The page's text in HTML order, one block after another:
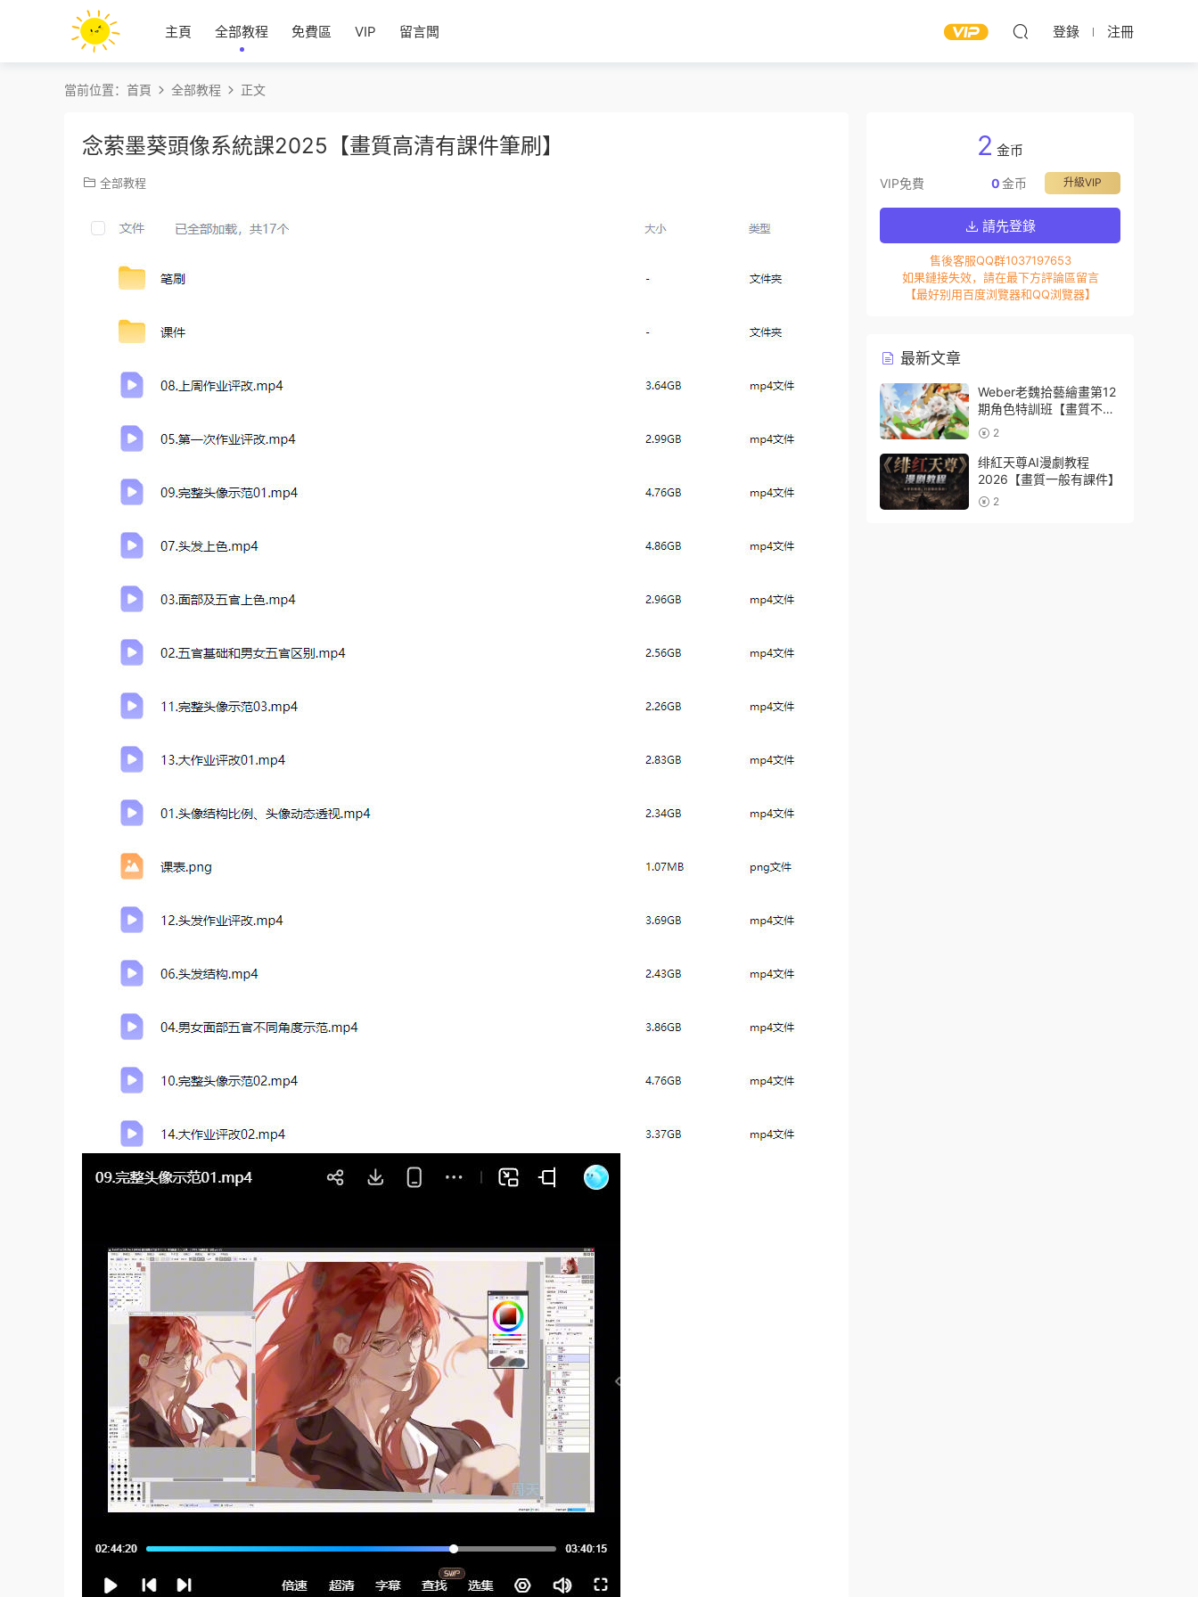
主頁 全部教程 免費區 VIP 留言闆 登錄 注冊
當前位置： 首頁 全部教程 正文
念萦墨葵頭像系統課2025【畫質高清有課件筆刷】
全部教程
2 金币
VIP免費 升級VIP
0金币
請先登錄
售後客服QQ群1037197653
如果鏈接失效，請在最下方評論區留言
【最好别用百度浏覽器和QQ浏覽器】
最新文章
Weber老魏拾藝繪畫第12
期角色特訓班【畫質不錯
隻有視頻】
2
绯紅天尊AI漫劇教程
2026【畫質一般有課件】
2